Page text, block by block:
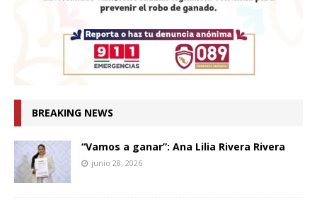
BREAKING NEWS
“Vamos a ganar”: Ana Lilia Rivera Rivera
junio 28, 2026